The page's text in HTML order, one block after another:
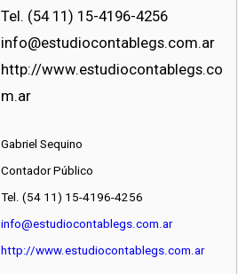
Tel. (54 11) 15-4196-4256
info@estudiocontablegs.com.ar
http://www.estudiocontablegs.co
m.ar
Gabriel Sequino
Contador Público
Tel. (54 11) 15-4196-4256
info@estudiocontablegs.com.ar
http://www.estudiocontablegs.com.ar